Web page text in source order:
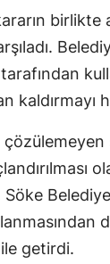
birlikte
kaldırmayı
getirdi.